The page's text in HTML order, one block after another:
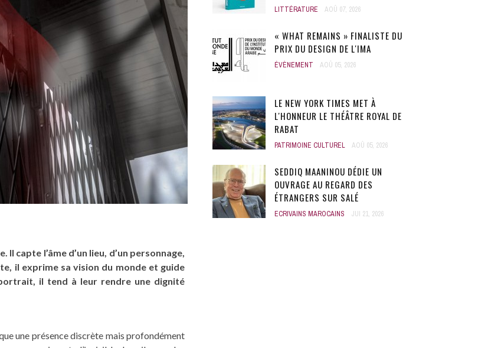
capte l’âme d’un lieu, d’un personnage,
il exprime sa vision du monde et guide
il tend à leur rendre une dignité
une présence discrète mais profondément
LITTÉRATURE AOÛ 07, 2026
« WHAT REMAINS » FINALISTE DU
PRIX DU DESIGN DE L'IMA
ÉVÈNEMENT AOÛ 05, 2026
LE NEW YORK TIMES MET À
L'HONNEUR LE THÉÂTRE ROYAL DE
RABAT
PATRIMOINE CULTUREL AOÛ 05, 2026
SEDDIQ MAANINOU DÉDIE UN
OUVRAGE AU REGARD DES
ÉTRANGERS SUR SALÉ
ECRIVAINS MAROCAINS JUI 21, 2026